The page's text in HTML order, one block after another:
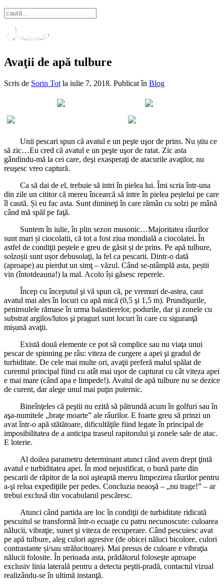
Avaţii de apă tulbure
Scris de Sorin Tot la iulie 7, 2018. Publicat în Blog
Unii pescari spun că avatul e un peşte uşor de prins. Nu știu ce
să zic…Eu cred că avatul e un peşte uşor de ratat. Zic asta
gândindu-mă la cei care, deşi exasperaţi de atacurile avaţilor, nu
reuşesc vreo captură.
Ca să dai de el, trebuie să intri în pielea lui. Îmi scria într-una
din zile un cititor că mereu încearcă să intre în pielea peștelui pe care
îl caută. Și eu fac asta. Sunt dimineţi în care rămân cu solzi pe mână
când mă spăl pe faţă.
Suntem în iulie, în plin sezon musonic…Majoritatea râurilor
sunt mari și ciocolatii, că tot a fost ziua mondială a ciocolatei. În
astfel de condiţii peștele e greu de găsit și de prins. Pe apă tulbure,
solzoșii sunt ușor debusolaţi, la fel ca pescarii. Dintr-o dată
(aproape) au pierdut un simţ – văzul. Când se-ntâmplă asta, peștii
vin (întotdeauna!) la mal. Acolo își găsesc reperele.
Încep cu începutul şi vă spun că, pe vremuri de-astea, caut
avatul mai ales în locuri cu apă mică (0,5 şi 1,5 m). Prundişurile,
peninsulele rămase în urma balastierelor, podurile, dar şi zonele cu
substrat argilos/lutos şi praguri sunt locuri în care cu siguranţă
mișună avaţii.
Există două elemente ce pot să complice sau nu viaţa unui
pescar de spinning pe râu: viteza de curgere a apei şi gradul de
turbiditate. De cele mai multe ori, avaţii preferă malul spălat de
curentul principal fiind cu atât mai uşor de capturat cu cât viteza apei
e mai mare (când apa e limpede!). Avatul de apă tulbure nu se dezice
de curent, dar alege unul mai puţin puternic.
Bineînţeles că peştii nu ezită să pătrundă acum în golfuri sau în
aşa-numitele „braţe moarte” ale râurilor. E foarte greu să prinzi un
avat într-o apă stătătoare, dificultăţile fiind legate în principal de
imposibilitatea de a anticipa traseul rapitorului şi zonele sale de atac.
E loterie.
Al doilea parametru determinant atunci când avem drept ţintă
avatul e turbiditatea apei. În mod nejustificat, o bună parte din
pescarii de răpitor de la noi aşteaptă mereu limpezirea râurilor pentru
a-şi relua expediţiile per pedes. Concluzia neaoşă – „nu trage!” – ar
trebui exclusă din vocabularul pescăresc.
Atunci când partida are loc în condiţii de turbiditate ridicată
pescuitul se transformă într-o ecuaţie cu patru necunoscute: culoarea
nălucii, vibraţie, sunet şi viteza de recuperare. Când pescuiesc avat
pe apă tulbure, aleg culori agresive (de obicei năluci bicolore, culori
contrastante și/sau strălucitoare). Mai presus de culoare e vibraţia
nălucii folosite. În perioada asta, prădătorul foloseşte aproape
exclusiv linia laterală pentru a detecta peştii-pradă, contactul vizual
realizându-se în ultimă instanţă.